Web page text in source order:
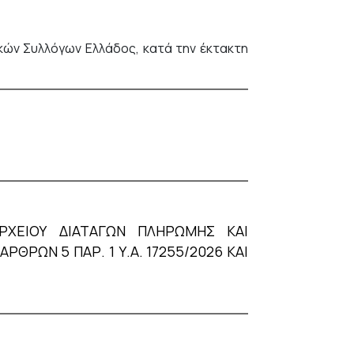
Συλλόγων Ελλάδος, κατά την έκτακτη
ΔΙΑΤΑΓΩΝ ΠΛΗΡΩΜΗΣ ΚΑΙ
5 ΠΑΡ. 1 Υ.Α. 17255/2026 ΚΑΙ